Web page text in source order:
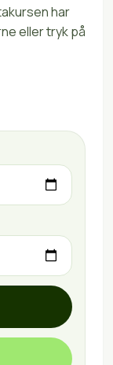
har
eller tryk på